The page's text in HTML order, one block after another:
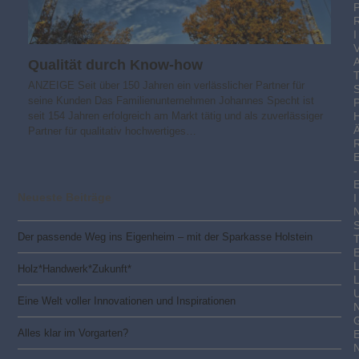
Qualität durch Know-how
ANZEIGE Seit über 150 Jahren ein verlässlicher Partner für
seine Kunden Das Familienunternehmen Johannes Specht ist
seit 154 Jahren erfolgreich am Markt tätig und als zuverlässiger
Partner für qualitativ hochwertiges…
Der passende Weg ins Eigenheim – mit der Sparkasse Holstein
Holz*Handwerk*Zukunft*
Eine Welt voller Innovationen und Inspirationen
Alles klar im Vorgarten?
I
-
I
L
L